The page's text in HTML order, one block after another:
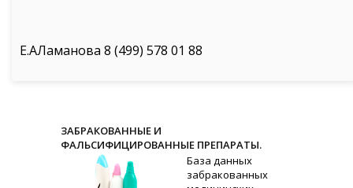
Е.АЛаманова 8 (499) 578 01 88
ЗАБРАКОВАННЫЕ И
ФАЛЬСИФИЦИРОВАННЫЕ ПРЕПАРАТЫ.
База данных
забракованных